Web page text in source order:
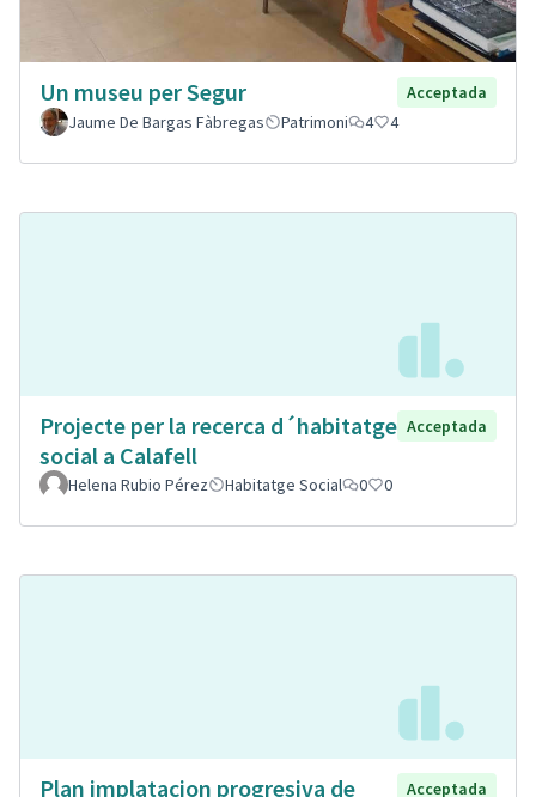
Un museu per Segur
Acceptada
Jaume De Bargas Fàbregas
Patrimoni 4 4
Projecte per la recerca d´habitatge
social a Calafell
Acceptada
Helena Rubio Pérez Habitatge Social 0 0
Plan implatacion progresiva de Acceptada